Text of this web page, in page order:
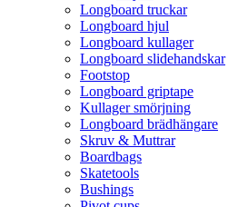
Longboard truckar
Longboard hjul
Longboard kullager
Longboard slidehandskar
Footstop
Longboard griptape
Kullager smörjning
Longboard brädhängare
Skruv & Muttrar
Boardbags
Skatetools
Bushings